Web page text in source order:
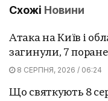
Схожі Новини
Атака на Київ і
загинули, 7
8 СЕРПНЯ, 2026 / 06:24
Що святкують 8